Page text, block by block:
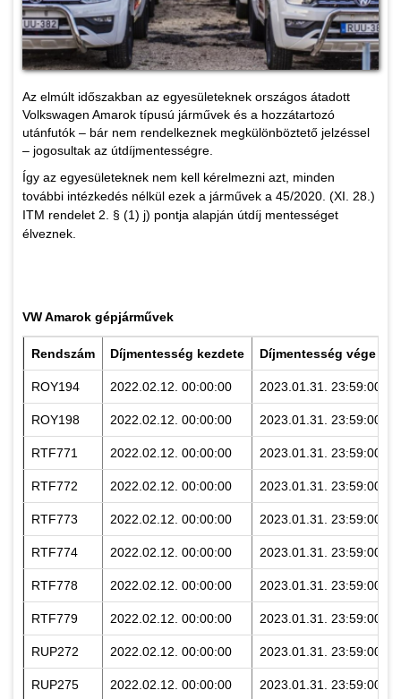
Az elmúlt időszakban az egyesületeknek országos átadott
Volkswagen Amarok típusú járművek és a hozzátartozó
utánfutók – bár nem rendelkeznek megkülönböztető jelzéssel
– jogosultak az útdíjmentességre.
Így az egyesületeknek nem kell kérelmezni azt, minden
további intézkedés nélkül ezek a járművek a 45/2020. (XI. 28.)
ITM rendelet 2. § (1) j) pontja alapján útdíj mentességet
élveznek.
VW Amarok gépjárművek
Rendszám Díjmentesség kezdete Díjmentesség vége
ROY194 2022.02.12. 00:00:00 2023.01.31. 23:59:00
ROY198 2022.02.12. 00:00:00 2023.01.31. 23:59:00
RTF771 2022.02.12. 00:00:00 2023.01.31. 23:59:00
RTF772 2022.02.12. 00:00:00 2023.01.31. 23:59:00
RTF773 2022.02.12. 00:00:00 2023.01.31. 23:59:00
RTF774 2022.02.12. 00:00:00 2023.01.31. 23:59:00
RTF778 2022.02.12. 00:00:00 2023.01.31. 23:59:00
RTF779 2022.02.12. 00:00:00 2023.01.31. 23:59:00
RUP272 2022.02.12. 00:00:00 2023.01.31. 23:59:00
RUP275 2022.02.12. 00:00:00 2023.01.31. 23:59:00